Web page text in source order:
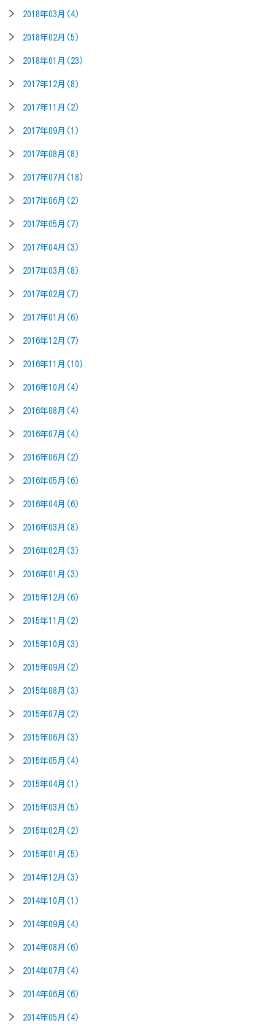
2018年03月(4)
2018年02月(5)
2018年01月(23)
2017年12月(8)
2017年11月(2)
2017年09月(1)
2017年08月(8)
2017年07月(18)
2017年06月(2)
2017年05月(7)
2017年04月(3)
2017年03月(8)
2017年02月(7)
2017年01月(6)
2016年12月(7)
2016年11月(10)
2016年10月(4)
2016年08月(4)
2016年07月(4)
2016年06月(2)
2016年05月(6)
2016年04月(6)
2016年03月(8)
2016年02月(3)
2016年01月(3)
2015年12月(6)
2015年11月(2)
2015年10月(3)
2015年09月(2)
2015年08月(3)
2015年07月(2)
2015年06月(3)
2015年05月(4)
2015年04月(1)
2015年03月(5)
2015年02月(2)
2015年01月(5)
2014年12月(3)
2014年10月(1)
2014年09月(4)
2014年08月(6)
2014年07月(4)
2014年06月(6)
2014年05月(4)